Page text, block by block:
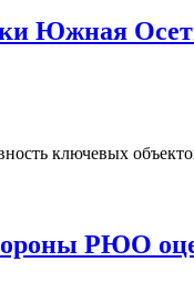
Южная
РЮО